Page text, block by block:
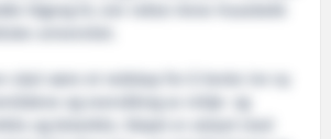
tilgang til, sier rektor Anne Husebekk
universitet.
skal være et redskap for å hente inn ny
og overvåking av miljø- og
og Antarktis. Skipet er utstyrt med